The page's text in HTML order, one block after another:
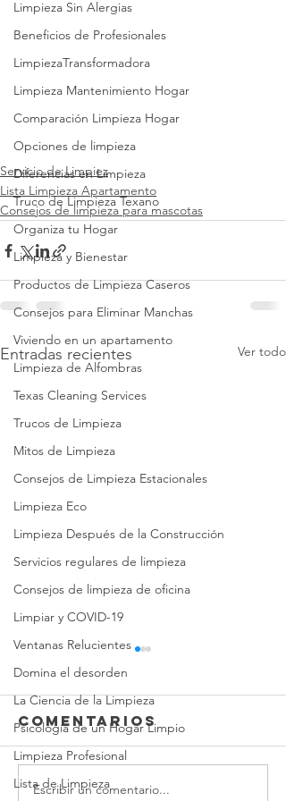
Limpieza Sin Alergias
Beneficios de Profesionales
LimpiezaTransformadora
Limpieza Mantenimiento Hogar
Comparación Limpieza Hogar
Opciones de limpieza
Diferencias en Limpieza
Truco de Limpieza Texano
Organiza tu Hogar
Limpieza y Bienestar
Productos de Limpieza Caseros
Consejos para Eliminar Manchas
Viviendo en un apartamento
Limpieza de Alfombras
Texas Cleaning Services
Trucos de Limpieza
Mitos de Limpieza
Consejos de Limpieza Estacionales
Limpieza Eco
Limpieza Después de la Construcción
Servicios regulares de limpieza
Consejos de limpieza de oficina
Limpiar y COVID-19
Ventanas Relucientes
Domina el desorden
La Ciencia de la Limpieza
Psicología de un Hogar Limpio
Limpieza Profesional
Lista de Limpieza
Servicio de Limpiez
Lista Limpieza Apartamento
Consejos de limpieza para mascotas
Entradas recientes Ver todo
Espejo,
Comentarios
Escribir un comentario...